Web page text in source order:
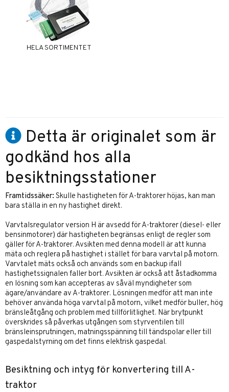
HELA SORTIMENTET
Detta är originalet som är
godkänd hos alla
besiktningsstationer
Framtidssäker: Skulle hastigheten för A-traktorer höjas, kan man
bara ställa in en ny hastighet direkt.
Varvtalsregulator version H är avsedd för A-traktorer (diesel- eller
bensinmotorer) där hastigheten begränsas enligt de regler som
gäller för A-traktorer. Avsikten med denna modell är att kunna
mäta och reglera på hastighet i stället för bara varvtal på motorn.
Varvtalet mäts också och används som en backup ifall
hastighetssignalen faller bort. Avsikten är också att åstadkomma
en lösning som kan accepteras av såväl myndigheter som
ägare/användare av A-traktorer. Lösningen medför att man inte
behöver använda höga varvtal på motorn, vilket medför buller, hög
bränsleåtgång och problem med tillförlitlighet. När brytpunkt
överskrides så påverkas utgången som styrventilen till
bränsleinsprutningen, matningsspänning till tändspolar eller till
gaspedalstyrning om det finns elektrisk gaspedal.
Besiktning och intyg för konvertering till A-
traktor